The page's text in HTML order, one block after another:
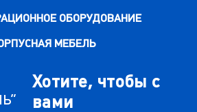
ОБОРУДОВАНИЕ
МЕБЕЛЬ
Хотите, чтобы с
вами